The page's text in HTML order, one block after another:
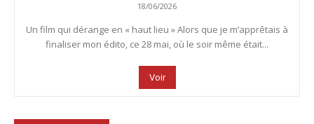
18/06/2026
Un film qui dérange en « haut lieu » Alors que je m’apprêtais à
finaliser mon édito, ce 28 mai, où le soir même était...
Voir